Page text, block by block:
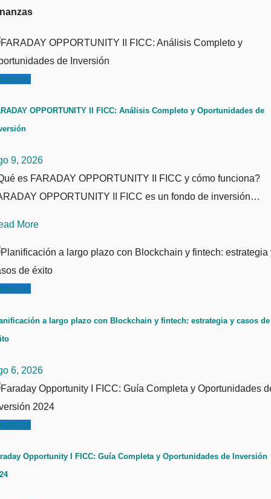
OPPORTUNITY II FICC: Análisis Completo y Oportunidades de
9, 2026
es FARADAY OPPORTUNITY II FICC y cómo funciona?
OPPORTUNITY II FICC es un fondo de inversión…
More
a largo plazo con Blockchain y fintech: estrategia y casos de
6, 2026
Opportunity I FICC: Guía Completa y Oportunidades de Inversión